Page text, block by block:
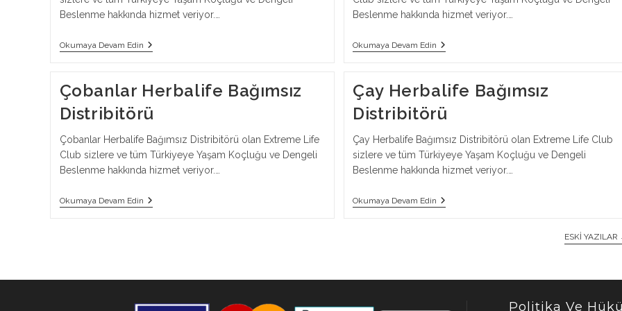
Beslenme hakkında hizmet veriyor.…
Okumaya Devam EdinDinar
Beslenme hakkında hizmet veriyor.…
Okumaya Devam Edin Dazkırı
Çobanlar Herbalife Bağımsız
Distribitörü
Çobanlar Herbalife Bağımsız Distribitörü olan Extreme Life
Club sizlere ve tüm Türkiyeye Yaşam Koçluğu ve Dengeli
Beslenme hakkında hizmet veriyor.…
Okumaya Devam EdinÇobanlar
Çay Herbalife Bağımsız
Distribitörü
Çay Herbalife Bağımsız Distribitörü olan Extreme Life Club
sizlere ve tüm Türkiyeye Yaşam Koçluğu ve Dengeli
Beslenme hakkında hizmet veriyor.…
Okumaya Devam Edin Çay
ESKI YAZILAR
Politika Ve